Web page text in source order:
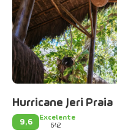
Hurricane Jeri Praia
9,6
Excelente
642